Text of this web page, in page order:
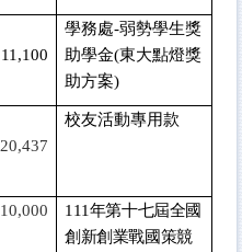
11,100
學務處-弱勢學生獎
助學金(東大點燈獎
助方案)
20,437
校友活動專用款
10,000 111年第十七屆全國
創新創業戰國策競